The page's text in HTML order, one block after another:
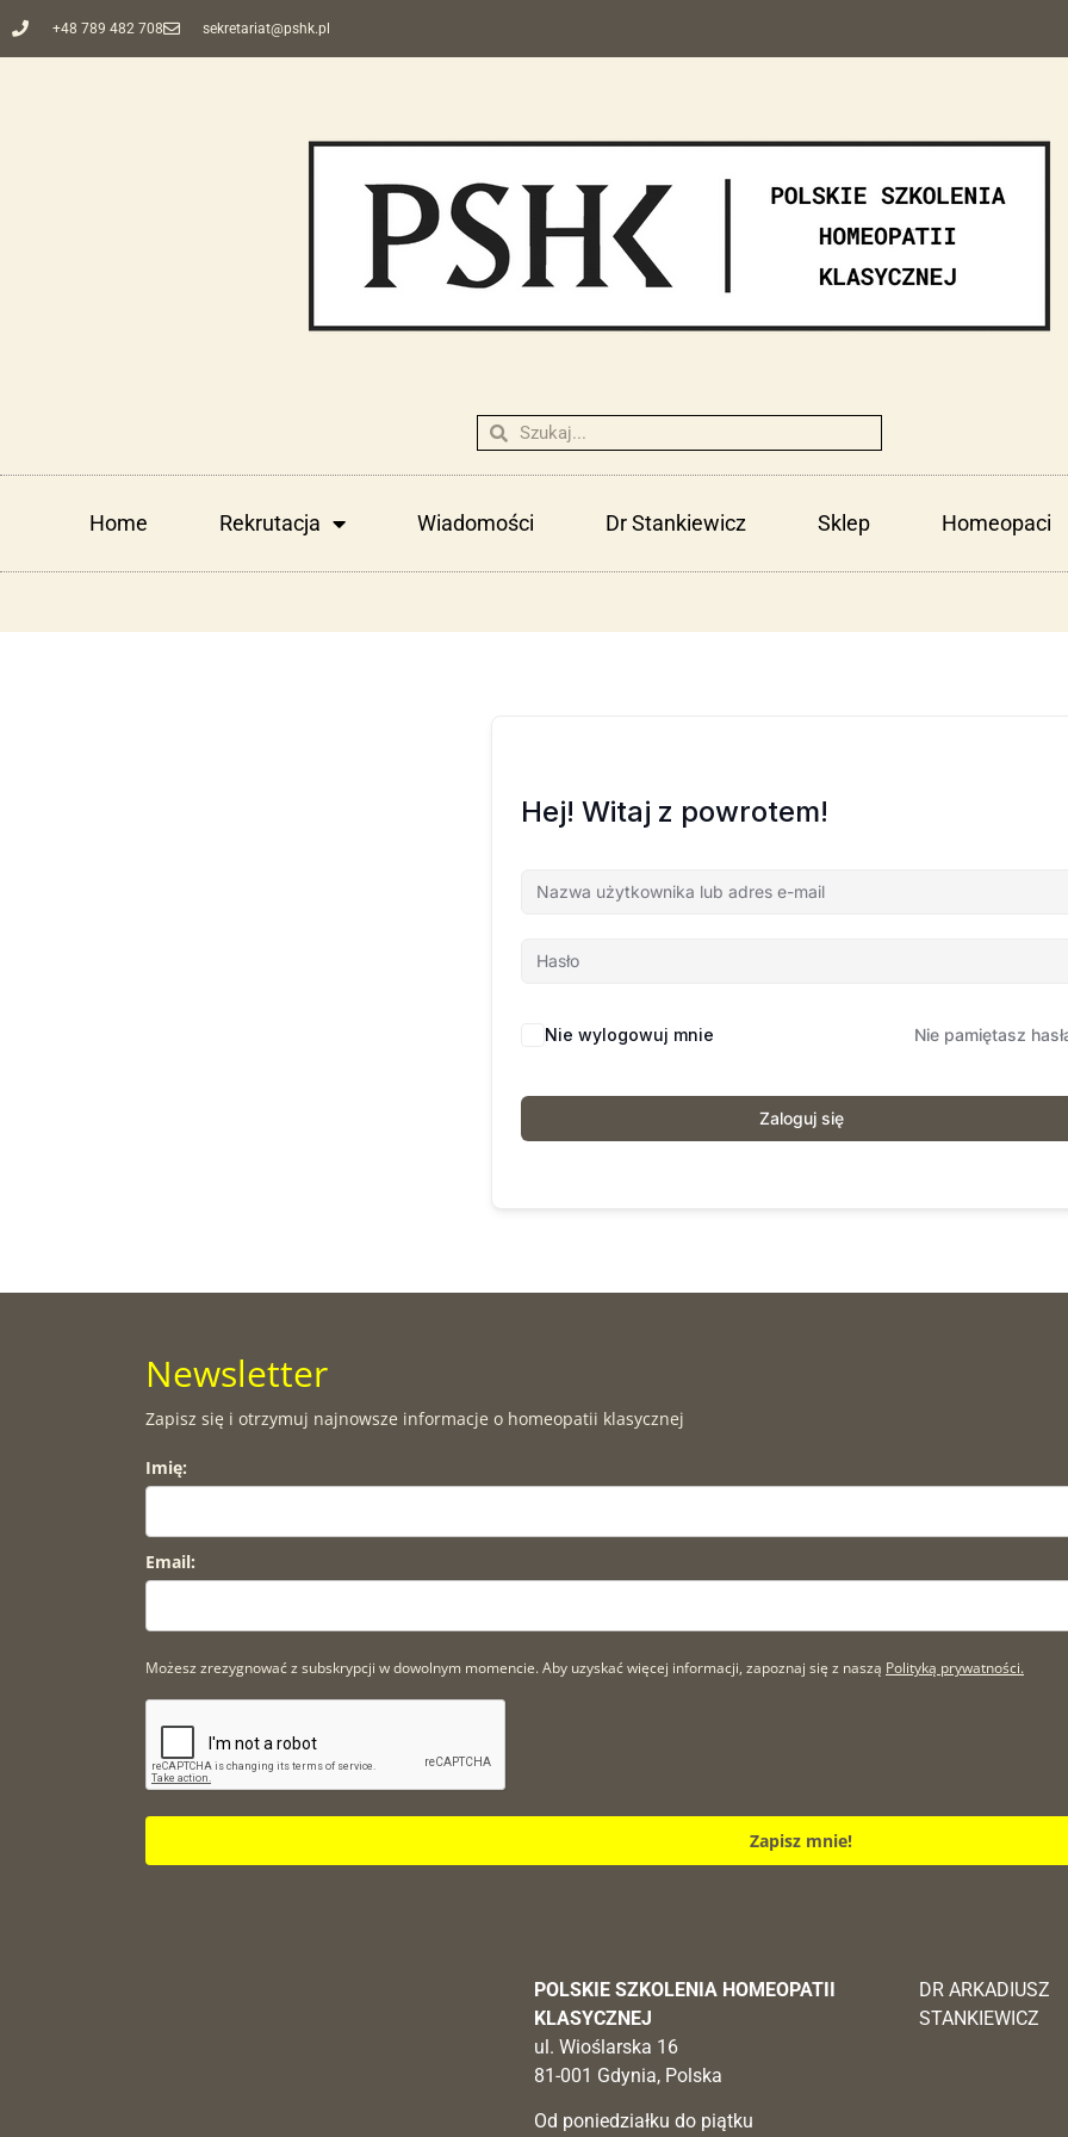
+48 789 482 708 sekretariat@pshk.pl
Home Rekrutacja Wiadomości Dr Stankiewicz Sklep Homeopaci
Hej! Witaj z powrotem!
Nie wylogowuj mnie Nie pamiętasz
Zaloguj się
Newsletter
Zapisz się i otrzymuj najnowsze informacje o homeopatii klasycznej
Imię:
Email:
Możesz zrezygnować z subskrypcji w dowolnym momencie. Aby uzyskać więcej informacji, zapoznaj się z naszą Polityką prywatności.
Zapisz mnie!
POLSKIE SZKOLENIA HOMEOPATII
KLASYCZNEJ
ul. Wioślarska 16
81-001 Gdynia, Polska
Od poniedziałku do piątku
DR ARKADIUSZ
STANKIEWICZ